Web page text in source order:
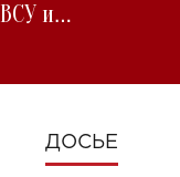
и
ДОСЬЕ